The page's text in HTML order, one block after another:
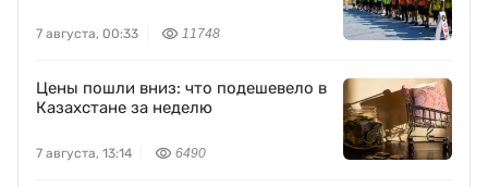
7 августа, 00:33 11748
Цены пошли вниз: что подешевело в
Казахстане за неделю
7 августа, 13:14 6490